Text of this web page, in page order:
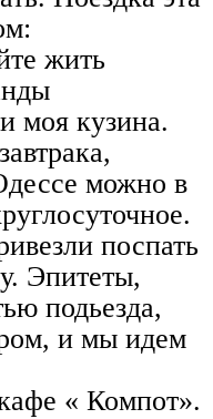
жить
моя кузина.
можно в
поспать
Эпитеты,
подьезда,
и мы идем
« Компот».